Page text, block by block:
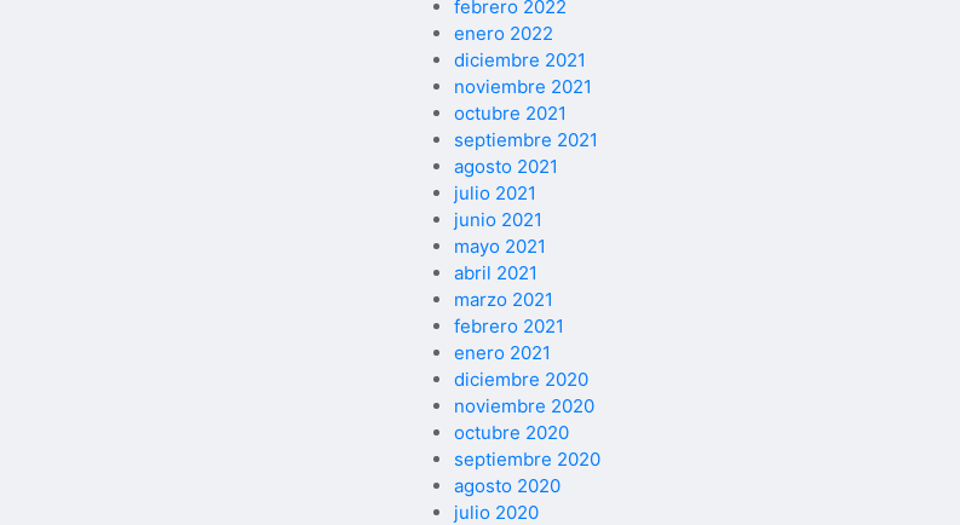
febrero 2022
enero 2022
diciembre 2021
noviembre 2021
octubre 2021
septiembre 2021
agosto 2021
julio 2021
junio 2021
mayo 2021
abril 2021
marzo 2021
febrero 2021
enero 2021
diciembre 2020
noviembre 2020
octubre 2020
septiembre 2020
agosto 2020
julio 2020